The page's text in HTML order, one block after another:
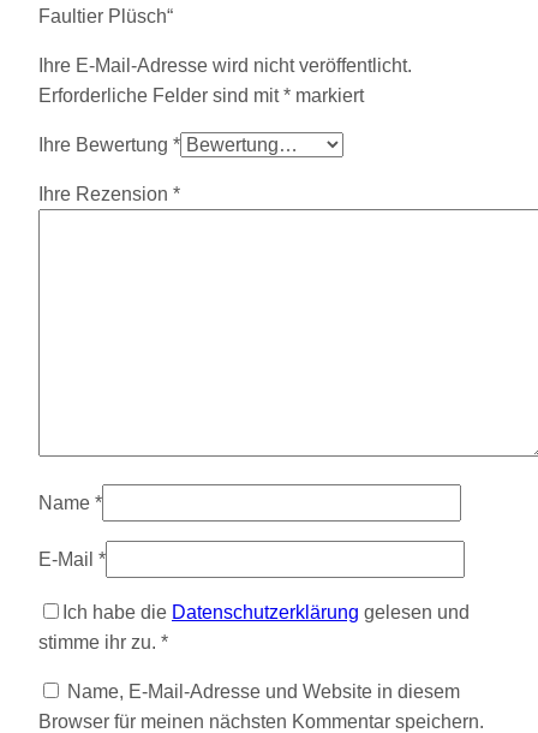
Faultier Plüsch“
Ihre E-Mail-Adresse wird nicht veröffentlicht.
Erforderliche Felder sind mit* markiert
Ihre Bewertung *
Ihre Rezension *
Name *
E-Mail *
Ich habe die Datenschutzerklärung gelesen und
stimme ihr zu. *
Name, E-Mail-Adresse und Website in diesem
Browser für meinen nächsten Kommentar speichern.